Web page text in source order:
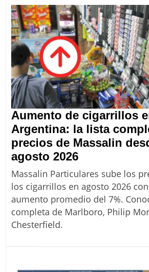
mercado
prevé
que
llegue
a
un
2%
Aumento de cigarrillos
Argentina: la lista
precios de Massalin
agosto 2026Aumento
de
cigarrillos
en
Argentina:
Massalin Particulares sube los
los cigarrillos en agosto 2026
aumento promedio del 7%.
completa de Marlboro, Philip
Chesterfield.